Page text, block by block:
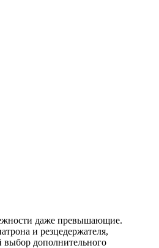
даже превышающие.
и резцедержателя,
выбор дополнительного